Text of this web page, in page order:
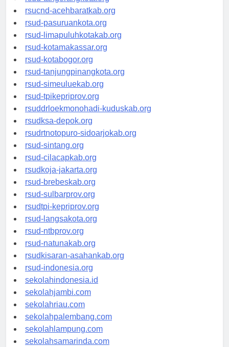
rsud-tangerangkota.org
rsucnd-acehbaratkab.org
rsud-pasuruankota.org
rsud-limapuluhkotakab.org
rsud-kotamakassar.org
rsud-kotabogor.org
rsud-tanjungpinangkota.org
rsud-simeuluekab.org
rsud-tpikepriprov.org
rsuddrloekmonohadi-kuduskab.org
rsudksa-depok.org
rsudrtnotopuro-sidoarjokab.org
rsud-sintang.org
rsud-cilacapkab.org
rsudkoja-jakarta.org
rsud-brebeskab.org
rsud-sulbarprov.org
rsudtpi-kepriprov.org
rsud-langsakota.org
rsud-ntbprov.org
rsud-natunakab.org
rsudkisaran-asahankab.org
rsud-indonesia.org
sekolahindonesia.id
sekolahjambi.com
sekolahriau.com
sekolahpalembang.com
sekolahlampung.com